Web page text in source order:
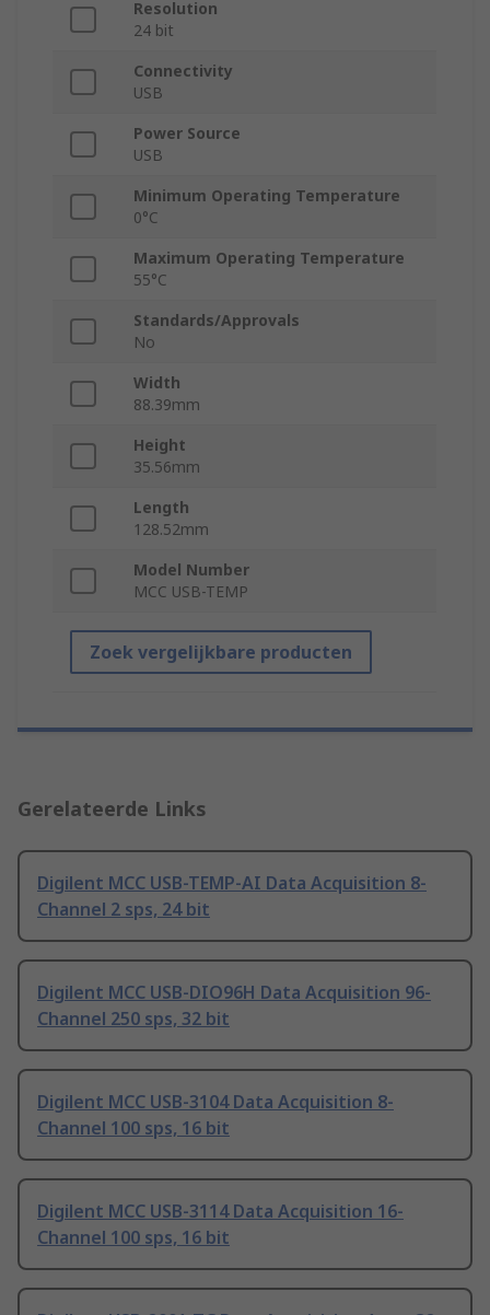
Resolution
24 bit
Connectivity
USB
Power Source
USB
Minimum Operating Temperature
0°C
Maximum Operating Temperature
55°C
Standards/Approvals
No
Width
88.39mm
Height
35.56mm
Length
128.52mm
Model Number
MCC USB-TEMP
Zoek vergelijkbare producten
Gerelateerde Links
Digilent MCC USB-TEMP-AI Data Acquisition 8-
Channel 2 sps, 24 bit
Digilent MCC USB-DIO96H Data Acquisition 96-
Channel 250 sps, 32 bit
Digilent MCC USB-3104 Data Acquisition 8-
Channel 100 sps, 16 bit
Digilent MCC USB-3114 Data Acquisition 16-
Channel 100 sps, 16 bit